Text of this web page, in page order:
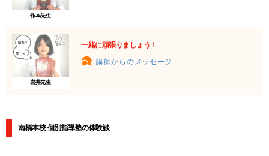
作本先生
岩井先生
一緒に頑張りましょう！
講師からのメッセージ
南橋本校 個別指導塾の体験談